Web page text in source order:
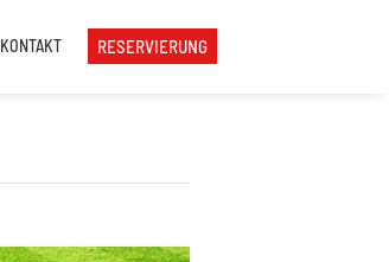
KONTAKT RESERVIERUNG